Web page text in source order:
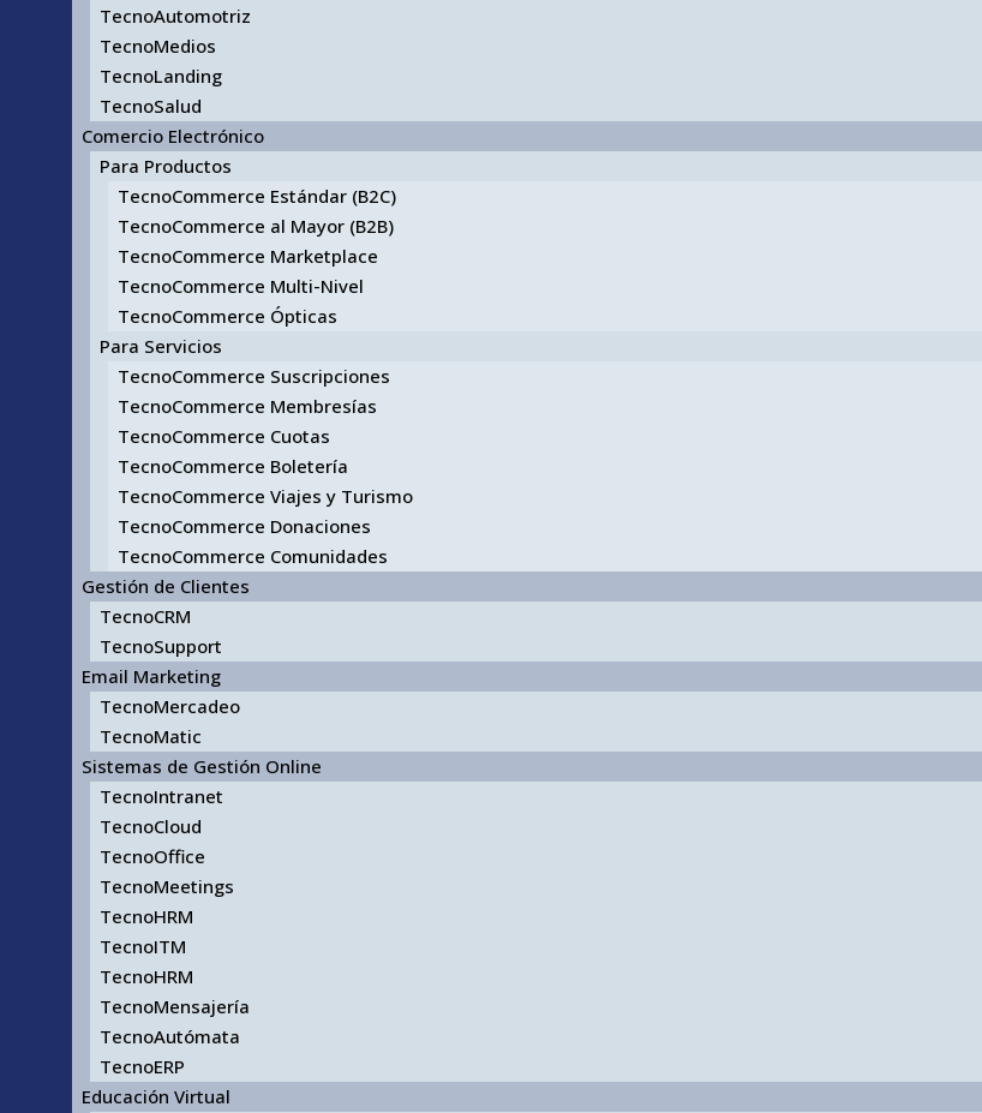
TecnoAutomotriz
TecnoMedios
TecnoLanding
TecnoSalud
Comercio Electrónico
Para Productos
TecnoCommerce Estándar (B2C)
TecnoCommerce al Mayor (B2B)
TecnoCommerce Marketplace
TecnoCommerce Multi-Nivel
TecnoCommerce Ópticas
Para Servicios
TecnoCommerce Suscripciones
TecnoCommerce Membresías
TecnoCommerce Cuotas
TecnoCommerce Boletería
TecnoCommerce Viajes y Turismo
TecnoCommerce Donaciones
TecnoCommerce Comunidades
Gestión de Clientes
TecnoCRM
TecnoSupport
Email Marketing
TecnoMercadeo
TecnoMatic
Sistemas de Gestión Online
TecnoIntranet
TecnoCloud
TecnoOffice
TecnoMeetings
TecnoHRM
TecnoITM
TecnoHRM
TecnoMensajería
TecnoAutómata
TecnoERP
Educación Virtual